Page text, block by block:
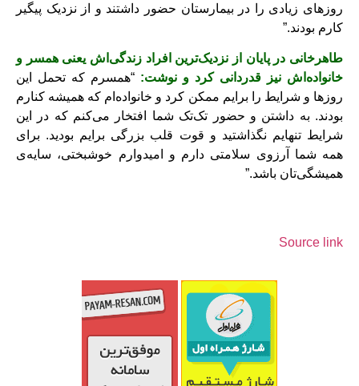
روزهای زیادی را در بیمارستان حضور داشتند و از نزدیک پیگیر
کارم بودند.”
طاهرخانی در پایان از نزدیک‌ترین افراد زندگی‌اش یعنی همسر و
خانواده‌اش نیز قدردانی کرد و نوشت: “همسرم که تحمل این
روزها و شرایط را برایم ممکن کرد و خانواده‌ام که همیشه کنارم
بودند. به داشتن و حضور تک‌تک شما افتخار می‌کنم که در این
شرایط تنهایم نگذاشتید و قوت قلب بزرگی برایم بودید. برای
همه شما آرزوی سلامتی دارم و امیدوارم خوشبختی، سایه‌ی
همیشگی‌تان باشد.”
Source link